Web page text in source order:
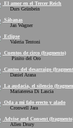
El amor en el Tercer Reich
Durs Grünbein
Sábanas
Jan Wagner
Eclipse
Valeria Tentoni
Cuentos de circo (fragmento)
Pinito del Oro
Cantos del desarraigo
Daniel Arana
La audacia, el silencio
Mariateresa Di Lascia
Oda a mi falo erecto y alado
Cronwell Jara
Advise and Consent
Allen Drury